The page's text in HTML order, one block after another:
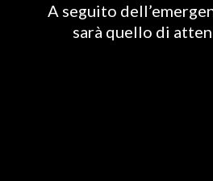
A seguito
sarà quello di